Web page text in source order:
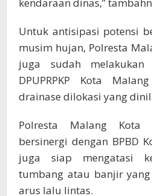
Untuk antisipasi potensi
musim hujan, Polresta
juga sudah melakukan
DPUPRPKP Kota
drainase dilokasi yang
Polresta Malang
bersinergi dengan BPBD
juga siap mengatasi
tumbang atau banjir
arus lalu lintas.